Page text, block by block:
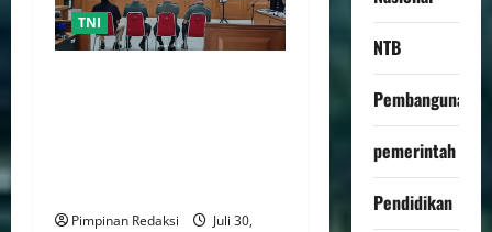
TNI
Pimpinan Redaksi
Juli 30,
NTB
Pembangunan
pemerintah
Pendidikan